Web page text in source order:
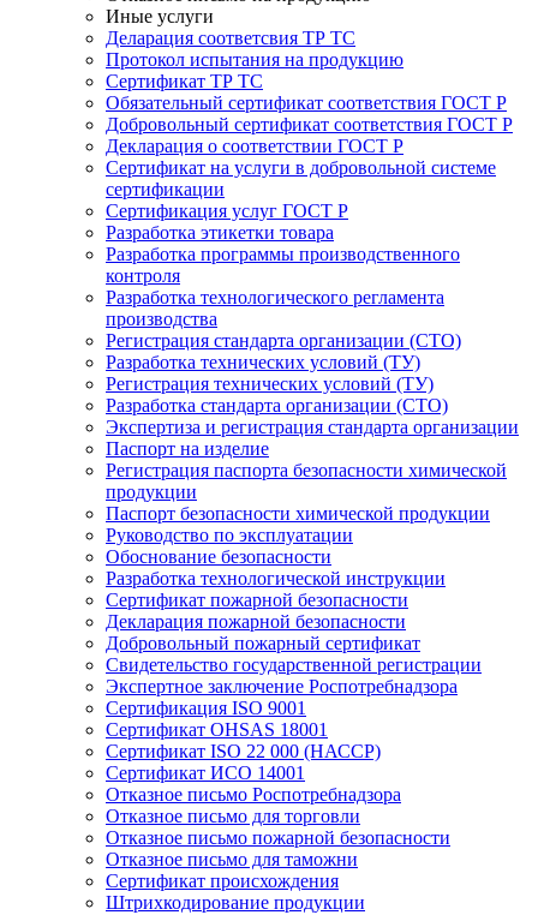
Иные услуги
Деларация соответсвия ТР ТС
Протокол испытания на продукцию
Сертификат ТР ТС
Обязательный сертификат соответствия ГОСТ Р
Добровольный сертификат соответствия ГОСТ Р
Декларация о соответствии ГОСТ Р
Сертификат на услуги в добровольной системе
сертификации
Сертификация услуг ГОСТ Р
Разработка этикетки товара
Разработка программы производственного
контроля
Разработка технологического регламента
производства
Регистрация стандарта организации (СТО)
Разработка технических условий (ТУ)
Регистрация технических условий (ТУ)
Разработка стандарта организации (СТО)
Экспертиза и регистрация стандарта организации
Паспорт на изделие
Регистрация паспорта безопасности химической
продукции
Паспорт безопасности химической продукции
Руководство по эксплуатации
Обоснование безопасности
Разработка технологической инструкции
Сертификат пожарной безопасности
Декларация пожарной безопасности
Добровольный пожарный сертификат
Свидетельство государственной регистрации
Экспертное заключение Роспотребнадзора
Сертификация ISO 9001
Сертификат OHSAS 18001
Сертификат ISO 22 000 (НАССР)
Сертификат ИСО 14001
Отказное письмо Роспотребнадзора
Отказное письмо для торговли
Отказное письмо пожарной безопасности
Отказное письмо для таможни
Сертификат происхождения
Штрихкодирование продукции